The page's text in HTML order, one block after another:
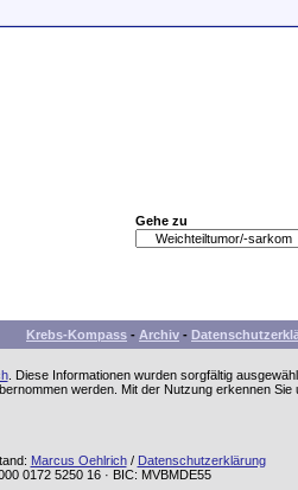
Gehe zu
Krebs-Kompass - Archiv -
. Diese Informationen wurden sorgfältig
werden. Mit der Nutzung erkennen Sie
Marcus Oehlrich/ Datenschutzerklärung
0172 5250 16 · BIC: MVBMDE55